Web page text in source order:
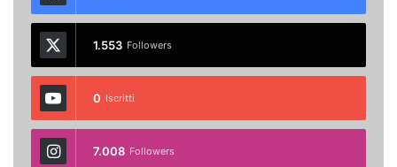
1.553 Followers
0 Iscritti
7.008 Followers